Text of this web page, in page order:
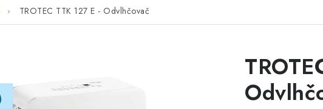
TROTEC TTK 127 E - Odvlhčovač